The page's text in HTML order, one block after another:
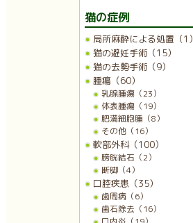
猫の症例
局所麻酔による処置（1）
猫の避妊手術（15）
猫の去勢手術（9）
腫瘍（60）
乳腺腫瘍（23）
体表腫瘍（19）
肥満細胞腫（8）
その他（16）
軟部外科（100）
膀胱結石（2）
断脚（4）
口腔疾患（35）
歯周病（6）
歯石除去（16）